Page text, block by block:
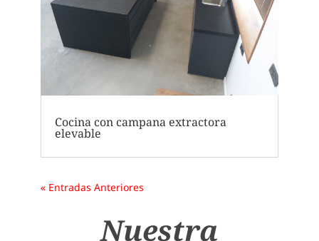
Cocina con campana extractora
elevable
« Entradas Anteriores
Nuestra